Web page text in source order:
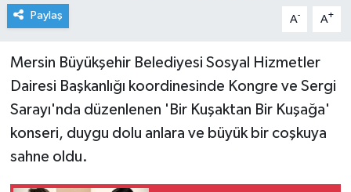
Paylaş A- A+
Mersin Büyükşehir Belediyesi Sosyal Hizmetler
Dairesi Başkanlığı koordinesinde Kongre ve Sergi
Sarayı'nda düzenlenen 'Bir Kuşaktan Bir Kuşağa'
konseri, duygu dolu anlara ve büyük bir coşkuya
sahne oldu.